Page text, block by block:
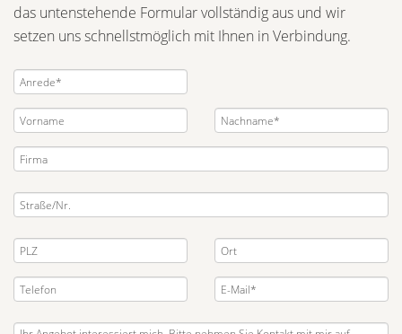
das untenstehende Formular vollständig aus und wir
setzen uns schnellstmöglich mit Ihnen in Verbindung.